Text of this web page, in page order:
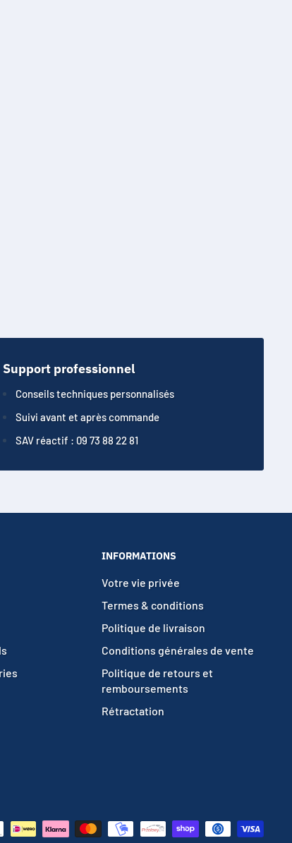
Support professionnel
Conseils techniques personnalisés
Suivi avant et après commande
SAV réactif : 09 73 88 22 81
INFORMATIONS
Votre vie privée
Termes & conditions
Politique de livraison
Conditions générales de vente
Politique de retours et
remboursements
Rétractation